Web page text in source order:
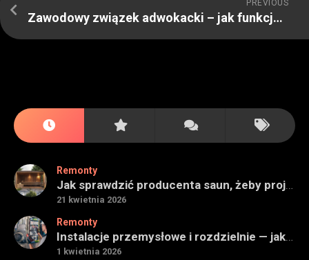
PREVIOUS
Zawodowy związek adwokacki – jak funkcjonuje?
Remonty
Jak sprawdzić producenta saun, żeby projekt miał sens na lata
21 kwietnia 2026
Remonty
Instalacje przemysłowe i rozdzielnie — jak ocenić wykonawcę do obiektu technicznego
1 kwietnia 2026